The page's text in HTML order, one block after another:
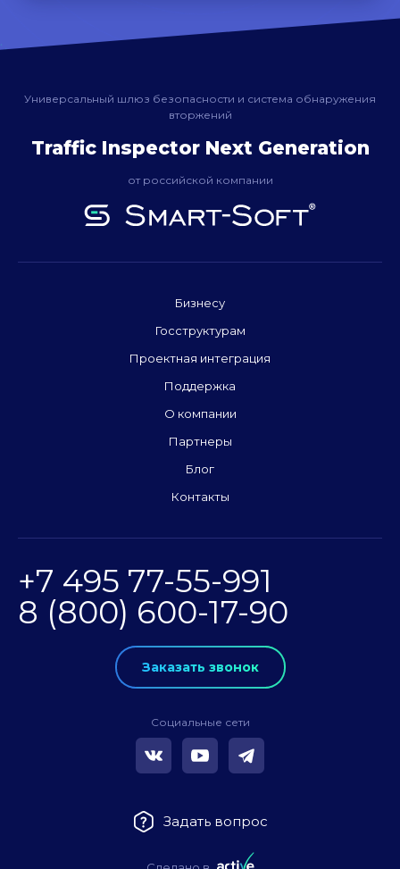
Универсальный шлюз безопасности и система обнаружения
вторжений
Traffic Inspector Next Generation
от российской компании
Бизнесу
Госструктурам
Проектная интеграция
Поддержка
О компании
Партнеры
Блог
Контакты
+7 495 77-55-991
8 (800) 600-17-90
Заказать звонок
Социальные сети
Задать вопрос